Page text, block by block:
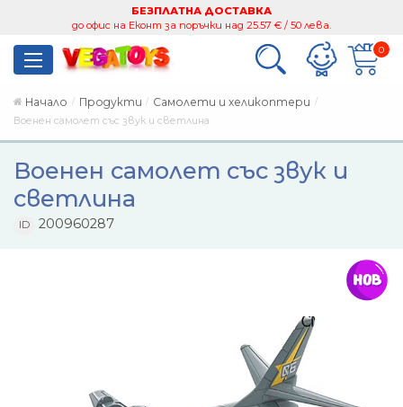
БЕЗПЛАТНА ДОСТАВКА
до офис на Еконт за поръчки над 25.57 € / 50 лева.
0
Начало Продукти Самолети и хеликоптери
Военен самолет със звук и светлина
Военен самолет със звук и
светлина
ID 200960287